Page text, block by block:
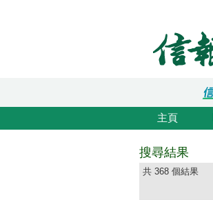
主頁
搜尋結果
共 368 個結果